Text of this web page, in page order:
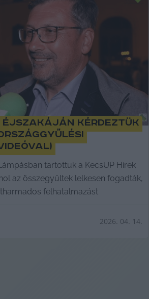
kérdeztük
tartottuk a KecsUP Hírek
az összegyűltek lelkesen fogadták,
felhatalmazást
2026. 04. 14.